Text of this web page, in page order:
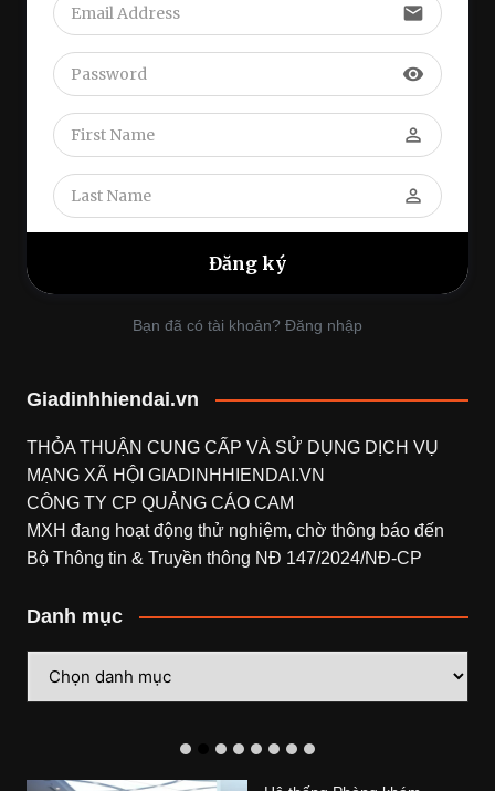
email
visibility
perm_identity
perm_identity
Bạn đã có tài khoản? Đăng nhập
Giadinhhiendai.vn
THỎA THUẬN CUNG CẤP VÀ SỬ DỤNG DỊCH VỤ
MẠNG XÃ HỘI GIADINHHIENDAI.VN
CÔNG TY CP QUẢNG CÁO CAM
MXH đang hoạt động thử nghiệm, chờ thông báo đến
Bộ Thông tin & Truyền thông NĐ 147/2024/NĐ-CP
Danh mục
mục